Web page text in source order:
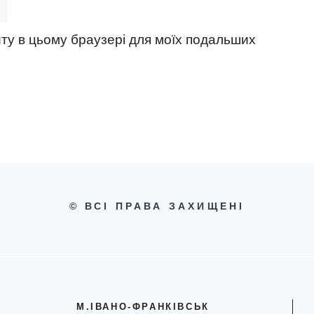
в цьому браузері для моїх подальших
© ВСІ ПРАВА ЗАХИЩЕНІ
М.ІВАНО-ФРАНКІВСЬК